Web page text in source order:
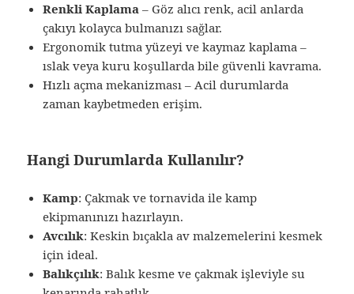
Renkli Kaplama – Göz alıcı renk, acil anlarda
çakıyı kolayca bulmanızı sağlar.
Ergonomik tutma yüzeyi ve kaymaz kaplama –
ıslak veya kuru koşullarda bile güvenli kavrama.
Hızlı açma mekanizması – Acil durumlarda
zaman kaybetmeden erişim.
Hangi Durumlarda Kullanılır?
Kamp: Çakmak ve tornavida ile kamp
ekipmanınızı hazırlayın.
Avcılık: Keskin bıçakla av malzemelerini kesmek
için ideal.
Balıkçılık: Balık kesme ve çakmak işleviyle su